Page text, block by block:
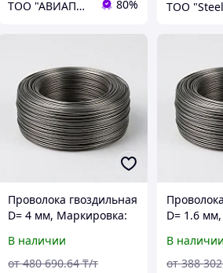
ТОО "АВИАПРОМСТАЛЬ" 80% ТОО
Проволока гвоздильная
D= 4 мм, Маркировка:
3282-74
В наличии
от 480 690.64 ₸/т
D= 1.6
3282-74
В наличии
от 388 302